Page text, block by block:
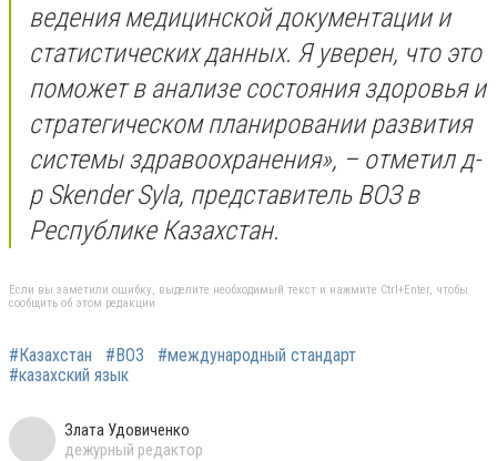
ведения медицинской документации и
статистических данных. Я уверен, что это
поможет в анализе состояния здоровья и
стратегическом планировании развития
системы здравоохранения», – отметил д-
р Skender Syla, представитель ВОЗ в
Республике Казахстан.
Если вы заметили ошибку, выделите необходимый текст и нажмите Ctrl+Enter, чтобы
сообщить об этом редакции
#Казахстан #ВОЗ
#международный стандарт
#казахский язык
Злата Удовиченко
дежурный редактор